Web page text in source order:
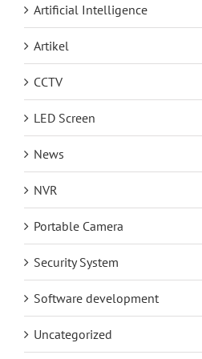
Artificial Intelligence
Artikel
CCTV
LED Screen
News
NVR
Portable Camera
Security System
Software development
Uncategorized